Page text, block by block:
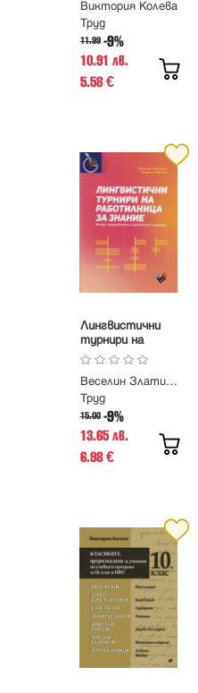
програма за 12.
клас и ДЗИ
Виктория Колева
Труд
11.99 -9%
10.91 лв.
5.58€
Лингвистични
турнири на
Работилница за
знание. Второ
преработено и
допълнено
издание
Веселин Златилов, Здравко Иванов
Труд
15.00 -9%
13.65 лв.
6.98€